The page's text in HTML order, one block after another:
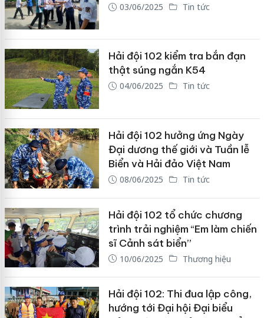
03/06/2025 Tin tức
Hải đội 102 kiểm tra bắn đạn
thật súng ngắn K54
04/06/2025 Tin tức
Hải đội 102 hưởng ứng Ngày
Đại dương thế giới và Tuần lễ
Biển và Hải đảo Việt Nam
08/06/2025 Tin tức
Hải đội 102 tổ chức chương
trình trải nghiệm “Em làm chiến
sĩ Cảnh sát biển”
10/06/2025 Thương hiệu
Hải đội 102: Thi đua lập công,
hướng tới Đại hội Đại biểu